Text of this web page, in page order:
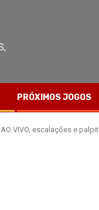
PRÓXIMOS JOGOS
VIVO, escalações e